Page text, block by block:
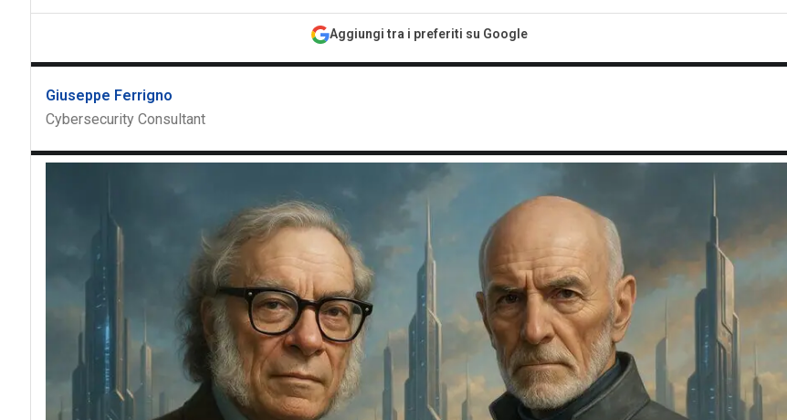
Aggiungi tra i preferiti su Google
Giuseppe Ferrigno
Cybersecurity Consultant
Agid Agenzia per l'Italia Digitale